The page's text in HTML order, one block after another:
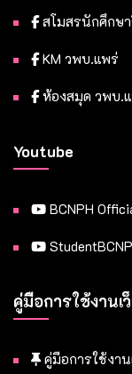
สโมสรนักศึกษ
KM วพบ.แพร่
ห้องสมุด วพบ.
Youtube
BCNPH
คู่มือการใช้งานเ
คู่มือการใช้งาน